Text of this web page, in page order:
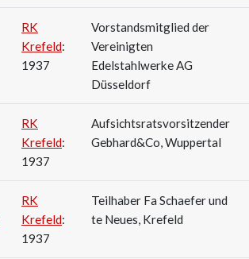
RK
Krefeld:
1937
Vorstandsmitglied der
Vereinigten
Edelstahlwerke AG
Düsseldorf
RK
Krefeld:
1937
Aufsichtsratsvorsitzender
Gebhard&Co, Wuppertal
RK
Krefeld:
1937
Teilhaber Fa Schaefer und
te Neues, Krefeld